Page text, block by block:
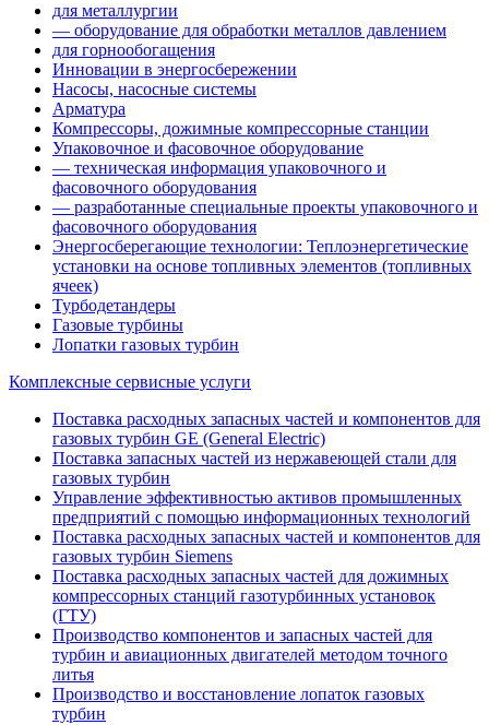
для металлургии
— оборудование для обработки металлов давлением
для горнообогащения
Инновации в энергосбережении
Насосы, насосные системы
Арматура
Компрессоры, дожимные компрессорные станции
Упаковочное и фасовочное оборудование
— техническая информация упаковочного и
фасовочного оборудования
— разработанные специальные проекты упаковочного и
фасовочного оборудования
Энергосберегающие технологии: Теплоэнергетические
установки на основе топливных элементов (топливных
ячеек)
Турбодетандеры
Газовые турбины
Лопатки газовых турбин
Комплексные сервисные услуги
Поставка расходных запасных частей и компонентов для
газовых турбин GE (General Electric)
Поставка запасных частей из нержавеющей стали для
газовых турбин
Управление эффективностью активов промышленных
предприятий с помощью информационных технологий
Поставка расходных запасных частей и компонентов для
газовых турбин Siemens
Поставка расходных запасных частей для дожимных
компрессорных станций газотурбинных установок
(ГТУ)
Производство компонентов и запасных частей для
турбин и авиационных двигателей методом точного
литья
Производство и восстановление лопаток газовых
турбин